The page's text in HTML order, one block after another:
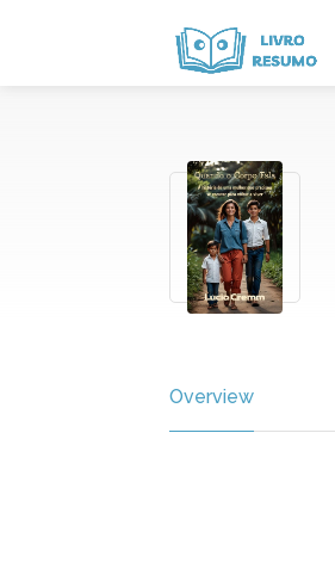
Overview